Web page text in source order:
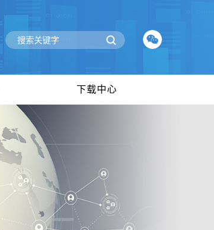
下载中心